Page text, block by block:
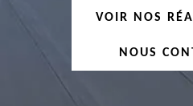
VOIR NOS
NOUS